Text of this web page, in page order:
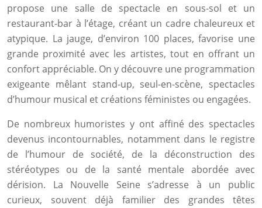
propose une salle de spectacle en sous-sol et un
restaurant-bar à l’étage, créant un cadre chaleureux et
atypique. La jauge, d’environ 100 places, favorise une
grande proximité avec les artistes, tout en offrant un
confort appréciable. On y découvre une programmation
exigeante mêlant stand-up, seul-en-scène, spectacles
d’humour musical et créations féministes ou engagées.
De nombreux humoristes y ont affiné des spectacles
devenus incontournables, notamment dans le registre
de l’humour de société, de la déconstruction des
stéréotypes ou de la santé mentale abordée avec
dérision. La Nouvelle Seine s’adresse à un public
curieux, souvent déjà familier des grandes têtes